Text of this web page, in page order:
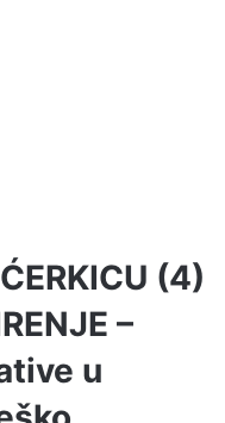
(4)
–
u